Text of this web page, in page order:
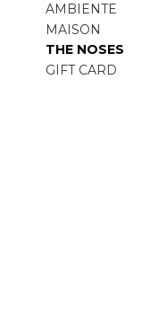
AMBIENTE
MAISON
THE NOSES
GIFT CARD